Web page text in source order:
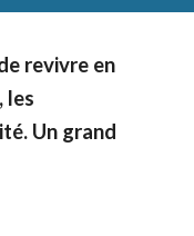
revivre en
les
Un grand